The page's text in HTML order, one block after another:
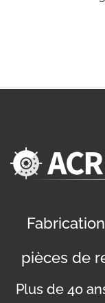
pièces de
Plus de 40